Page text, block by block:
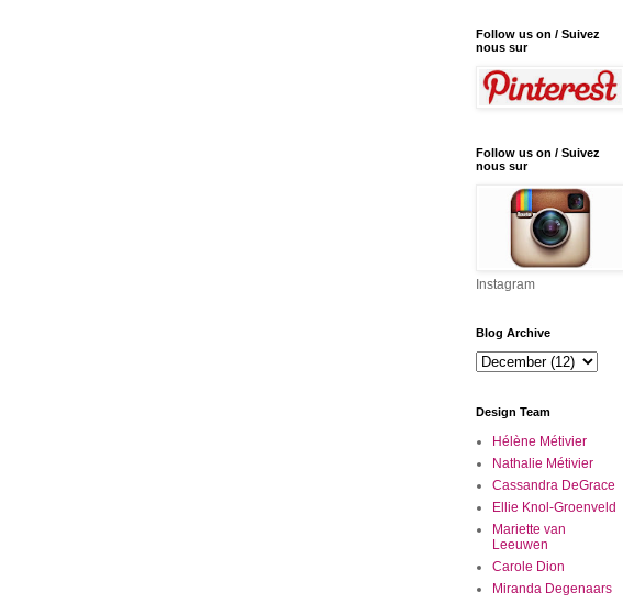
Follow us on / Suivez
nous sur
Follow us on / Suivez
nous sur
Instagram
Blog Archive
Design Team
Hélène Métivier
Nathalie Métivier
Cassandra DeGrace
Ellie Knol-Groenveld
Mariette van
Leeuwen
Carole Dion
Miranda Degenaars